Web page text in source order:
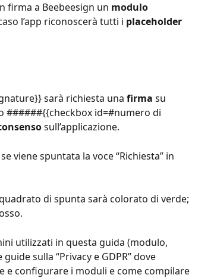
firma a Beebeesign un modulo
l’app riconoscerà tutti i placeholder
sarà richiesta una firma su
######{{checkbox id=#numero di
sull’applicazione.
viene spuntata la voce “Richiesta” in
di spunta sarà colorato di verde;
utilizzati in questa guida (modulo,
sulla “Privacy e GDPR” dove
e configurare i moduli e come compilare